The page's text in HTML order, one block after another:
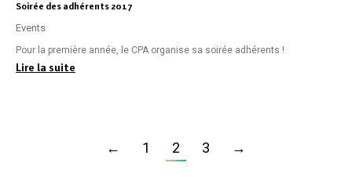
Soirée des adhérents 2017
Events
Pour la première année, le CPA organise sa soirée adhérents !
Lire la suite
← 1 2 3 →